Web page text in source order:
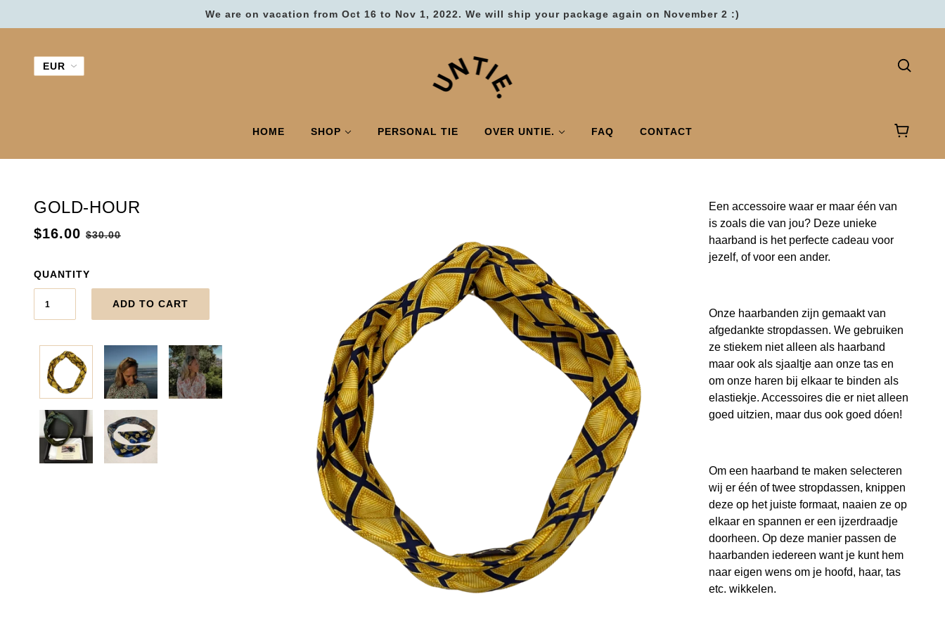
We are on vacation from Oct 16 to Nov 1, 2022. We will ship your package again on November 2 :)
HOME SHOP PERSONAL TIE OVER UNTIE. FAQ CONTACT
GOLD-HOUR
$16.00 $30.00
QUANTITY
ADD TO CART
Een accessoire waar er maar één van
is zoals die van jou? Deze unieke
haarband is het perfecte cadeau voor
jezelf, of voor een ander.
Onze haarbanden zijn gemaakt van
afgedankte stropdassen. We gebruiken
ze stiekem niet alleen als haarband
maar ook als sjaaltje aan onze tas en
om onze haren bij elkaar te binden als
elastiekje. Accessoires die er niet alleen
goed uitzien, maar dus ook goed dóen!
Om een haarband te maken selecteren
wij er één of twee stropdassen, knippen
deze op het juiste formaat, naaien ze op
elkaar en spannen er een ijzerdraadje
doorheen. Op deze manier passen de
haarbanden iedereen want je kunt hem
naar eigen wens om je hoofd, haar, tas
etc. wikkelen.